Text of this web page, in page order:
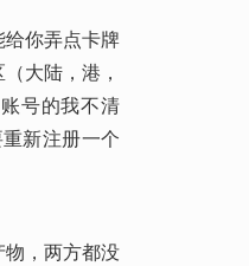
你弄点卡牌
大陆，港，
号的我不清
新注册一个
，两方都没